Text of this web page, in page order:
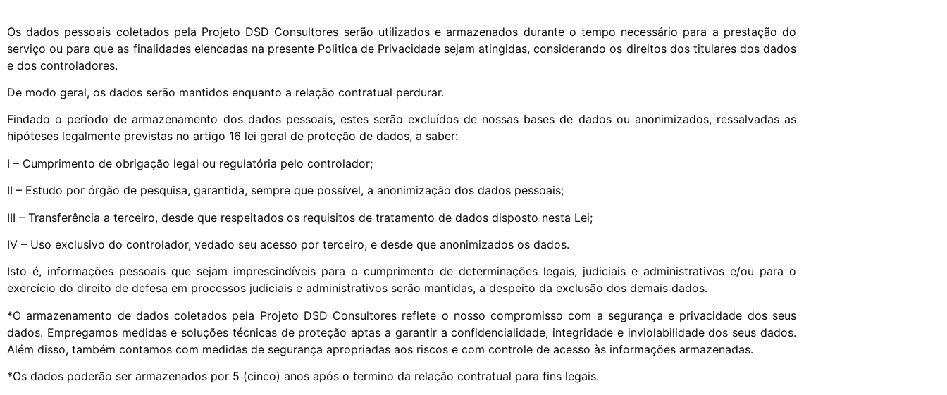
Os dados pessoais coletados pela Projeto DSD Consultores serão utilizados e armazenados durante o tempo necessário para a prestação do
serviço ou para que as finalidades elencadas na presente Politica de Privacidade sejam atingidas, considerando os direitos dos titulares dos dados
e dos controladores.
De modo geral, os dados serão mantidos enquanto a relação contratual perdurar.
Findado o período de armazenamento dos dados pessoais, estes serão excluídos de nossas bases de dados ou anonimizados, ressalvadas as
hipóteses legalmente previstas no artigo 16 lei geral de proteção de dados, a saber:
I – Cumprimento de obrigação legal ou regulatória pelo controlador;
II – Estudo por órgão de pesquisa, garantida, sempre que possível, a anonimização dos dados pessoais;
III – Transferência a terceiro, desde que respeitados os requisitos de tratamento de dados disposto nesta Lei;
IV – Uso exclusivo do controlador, vedado seu acesso por terceiro, e desde que anonimizados os dados.
Isto é, informações pessoais que sejam imprescindíveis para o cumprimento de determinações legais, judiciais e administrativas e/ou para o
exercício do direito de defesa em processos judiciais e administrativos serão mantidas, a despeito da exclusão dos demais dados.
*O armazenamento de dados coletados pela Projeto DSD Consultores reflete o nosso compromisso com a segurança e privacidade dos seus
dados. Empregamos medidas e soluções técnicas de proteção aptas a garantir a confidencialidade, integridade e inviolabilidade dos seus dados.
Além disso, também contamos com medidas de segurança apropriadas aos riscos e com controle de acesso às informações armazenadas.
*Os dados poderão ser armazenados por 5 (cinco) anos após o termino da relação contratual para fins legais.